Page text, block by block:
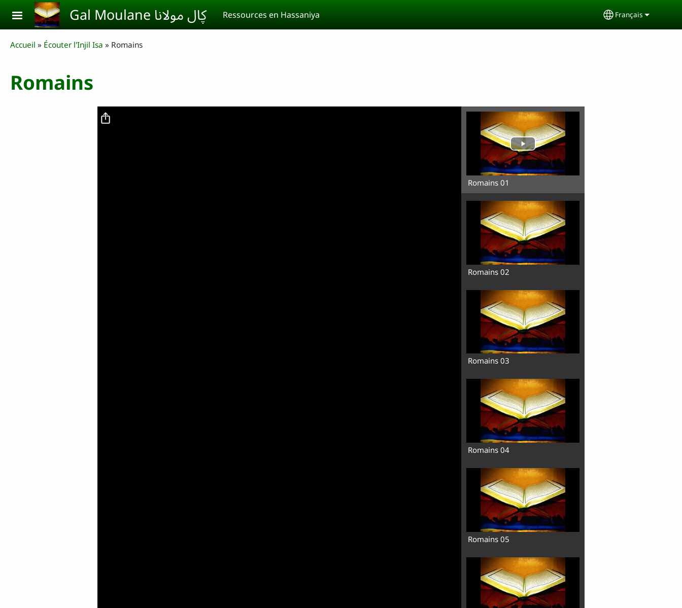
Aller au contenu principal Gal Moulane ڮال مولانا Ressources en Hassaniya Select your
Français
Breadcrumb
Accueil Écouter l'Injil Isa Romains
Romains
Romains 01
Romains 02
Romains 03
Romains 04
Romains 05